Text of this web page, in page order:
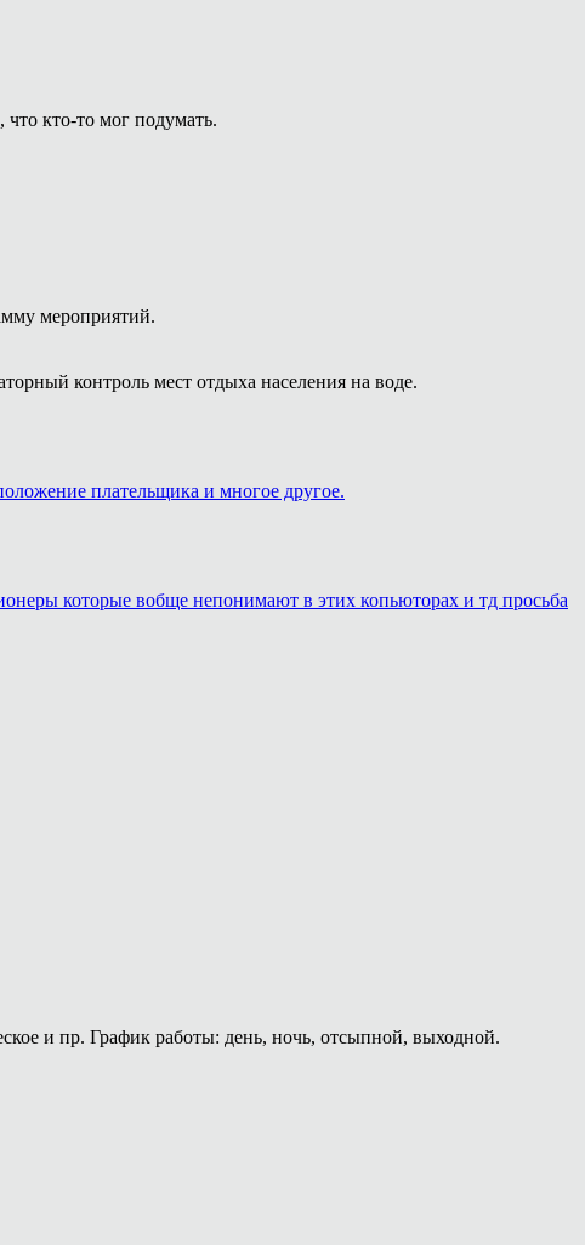
кто-то мог подумать.
мероприятий.
контроль мест отдыха населения на воде.
плательщика и многое другое.
которые вобще непонимают в этих копьюторах и тд просьба
и пр. График работы: день, ночь, отсыпной, выходной.